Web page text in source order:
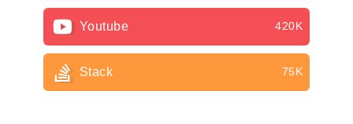
Youtube 420K
Stack 75K